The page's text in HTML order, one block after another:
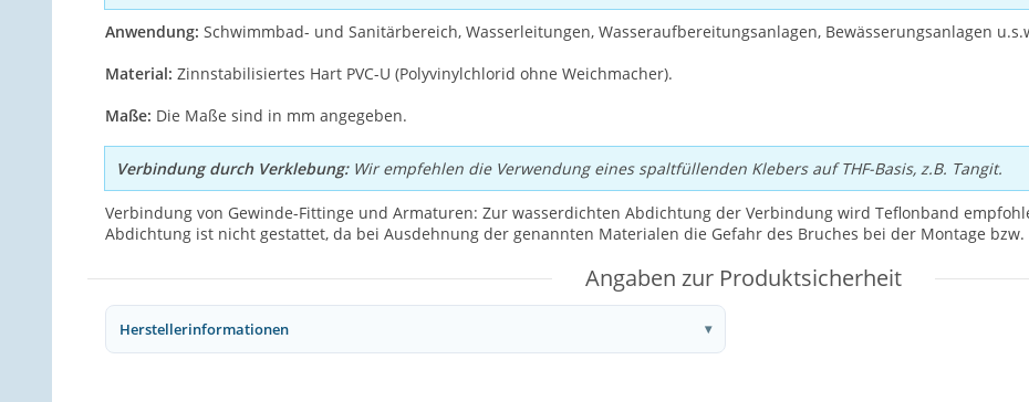
Anwendung: Schwimmbad- und Sanitärbereich, Wasserleitungen, Wasseraufbereitungsanlagen, Bewässerungsanlagen
Material: Zinnstabilisiertes Hart PVC-U (Polyvinylchlorid ohne Weichmacher).
Maße: Die Maße sind in mm angegeben.
Verbindung durch Verklebung: Wir empfehlen die Verwendung eines spaltfüllenden Klebers auf THF-Basis, z.B. Tangit.
Verbindung von Gewinde-Fittinge und Armaturen: Zur wasserdichten Abdichtung der Verbindung wird Teflonband
Abdichtung ist nicht gestattet, da bei Ausdehnung der genannten Materialen die Gefahr des Bruches bei der Montage
Angaben zur Produktsicherheit
Herstellerinformationen